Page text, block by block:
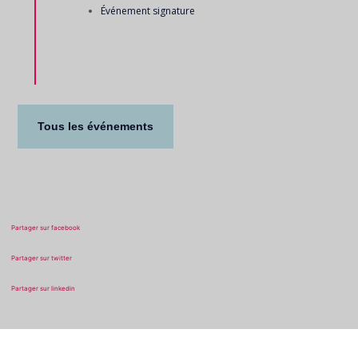
Événement signature
Tous les événements
Partager sur facebook
Partager sur twitter
Partager sur linkedin